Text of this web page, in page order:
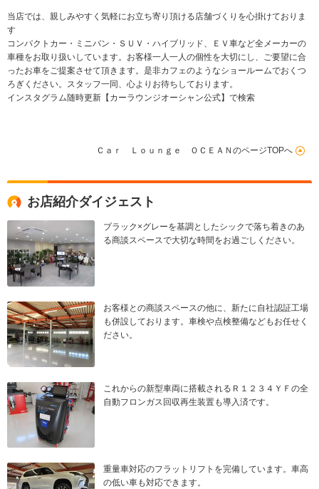
当店では、親しみやすく気軽にお立ち寄り頂ける店舗づくりを心掛けておりま
す
コンパクトカー・ミニバン・ＳＵＶ・ハイブリッド、ＥＶ車など全メーカーの
車種をお取り扱いしています。お客様一人一人の個性を大切にし、ご要望に合
ったお車をご提案させて頂きます。是非カフェのようなショールームでおくつ
ろぎください。スタッフ一同、心よりお待ちしております。
インスタグラム随時更新【カーラウンジオーシャン公式】で検索
Ｃａｒ Ｌｏｕｎｇｅ ＯＣＥＡＮのページTOPへ
お店紹介ダイジェスト
ブラック×グレーを基調としたシックで落ち着きのあ
る商談スペースで大切な時間をお過ごしください。
お客様との商談スペースの他に、新たに自社認証工場
も併設しております。車検や点検整備などもお任せく
ださい。
これからの新型車両に搭載されるＲ１２３４ＹＦの全
自動フロンガス回収再生装置も導入済です。
重量車対応のフラットリフトを完備しています。車高
の低い車も対応できます。